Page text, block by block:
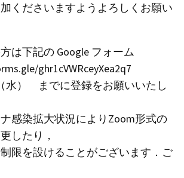
くださいますようよろしくお願い
は下記の Google フォーム
ghr1cVWRceyXea2q7
水） までに登録をお願いいたし
感染拡大状況によりZoom形式の
したり，
限を設けることがございます．ご